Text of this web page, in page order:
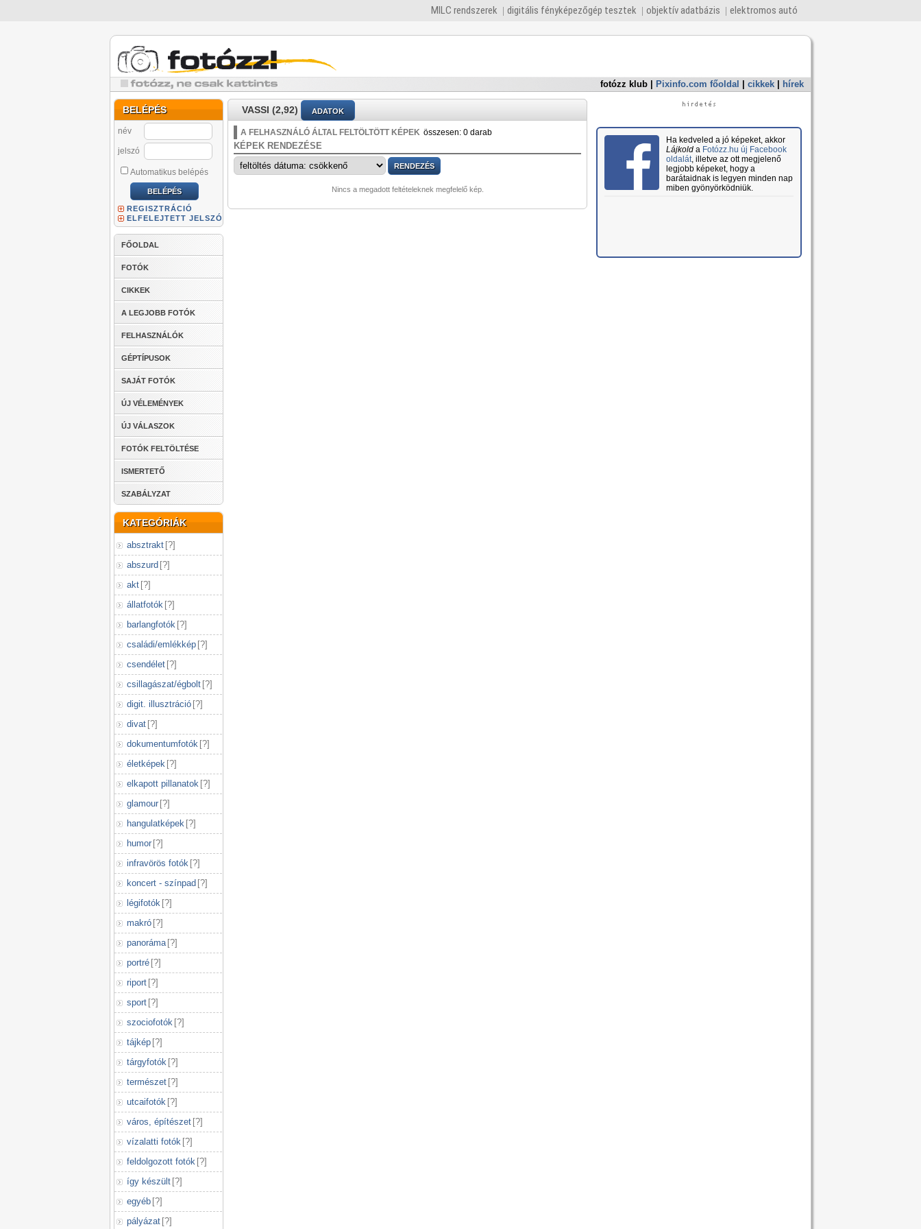
MILC rendszerek digitális fényképezőgép tesztek objektív adatbázis elektromos autó
fotózz klub Pixinfo.com főoldal cikkek hírek
BELÉPÉS
név
jelszó
Automatikus belépés
REGISZTRÁCIÓ
ELFELEJTETT JELSZÓ
FŐOLDAL
FOTÓK
CIKKEK
A LEGJOBB FOTÓK
FELHASZNÁLÓK
GÉPTÍPUSOK
SAJÁT FOTÓK
ÚJ VÉLEMÉNYEK
ÚJ VÁLASZOK
FOTÓK FELTÖLTÉSE
ISMERTETŐ
SZABÁLYZAT
KATEGÓRIÁK
absztrakt [?]
abszurd [?]
akt [?]
állatfotók [?]
barlangfotók [?]
családi/emlékkép [?]
csendélet [?]
csillagászat/égbolt [?]
digit. illusztráció [?]
divat [?]
dokumentumfotók [?]
életképek [?]
elkapott pillanatok [?]
glamour [?]
hangulatképek [?]
humor [?]
infravörös fotók [?]
koncert - színpad [?]
légifotók [?]
makró [?]
panoráma [?]
portré [?]
riport [?]
sport [?]
szociofotók [?]
tájkép [?]
tárgyfotók [?]
természet [?]
utcaifotók [?]
város, építészet [?]
vízalatti fotók [?]
feldolgozott fotók [?]
így készült [?]
egyéb [?]
pályázat [?]
VASSI (2,92) ADATOK
A FELHASZNÁLÓ ÁLTAL FELTÖLTÖTT KÉPEK összesen: 0 darab
KÉPEK RENDEZÉSE
Nincs a megadott feltételeknek megfelelő kép.
Ha kedveled a jó képeket, akkor
Lájkolda Fotózz.hu új Facebook
oldalát, illetve az ott megjelenő
legjobb képeket, hogy a
barátaidnak is legyen minden nap
miben gyönyörködniük.